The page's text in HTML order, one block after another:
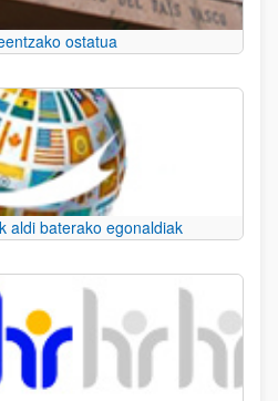
ostatua
aldi baterako egonaldiak